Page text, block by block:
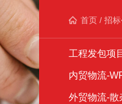
首页 /招
工程发包项
内贸物流-
外贸物流-散